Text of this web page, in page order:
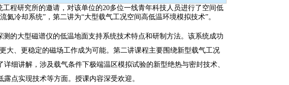
程研究所的邀请，对该单位的20多位一线青年科技人员进行了空间低
冷却系统”，第二讲为“大型载气工况空间高低温环境模拟技术”。
的大型磁谱仪的低温地面支持系统技术特点和研制方法。该系统成功
大、更稳定的磁场工作成为可能。第二讲课程主要围绕新型载气工况
细讲解，涉及载气条件下极端温区模拟试验的新型绝热与密封技术、
点实现技术等方面。授课内容深受欢迎。